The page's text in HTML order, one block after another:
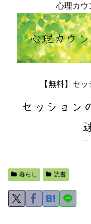
心理カウ
【無料】セ
暮らし 読書